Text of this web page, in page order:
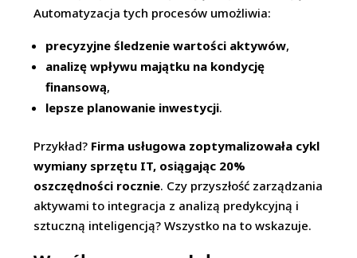
Automatyzacja tych procesów umożliwia:
precyzyjne śledzenie wartości aktywów,
analizę wpływu majątku na kondycję
finansową,
lepsze planowanie inwestycji.
Przykład? Firma usługowa zoptymalizowała cykl
wymiany sprzętu IT, osiągając 20%
oszczędności rocznie. Czy przyszłość zarządzania
aktywami to integracja z analizą predykcyjną i
sztuczną inteligencją? Wszystko na to wskazuje.